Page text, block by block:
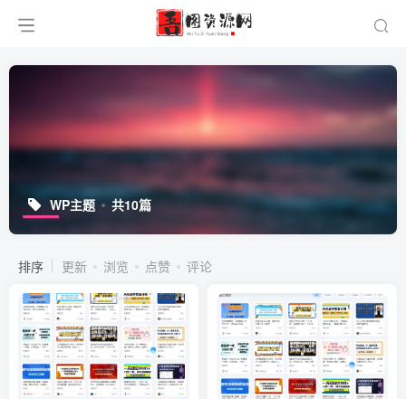
WP主题 共10篇
排序 更新 浏览 点赞 评论